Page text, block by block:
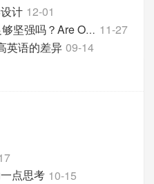
计 12-01
BBC纪录片︱我们的孩子足够坚强吗？Are Our Kids To 11-27
英语的差异 09-14
点思考 10-15